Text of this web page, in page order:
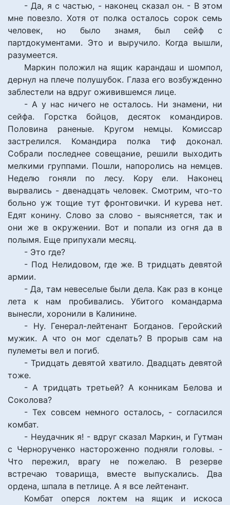
- Да, я с частью, - наконец сказал он. - В этом
мне повезло. Хотя от полка осталось сорок семь
человек, но было знамя, был сейф с
партдокументами. Это и выручило. Когда вышли,
разумеется.
Маркин положил на ящик карандаш и шомпол,
дернул на плече полушубок. Глаза его возбужденно
заблестели на вдруг оживившемся лице.
- А у нас ничего не осталось. Ни знамени, ни
сейфа. Горстка бойцов, десяток командиров.
Половина раненые. Кругом немцы. Комиссар
застрелился. Командира полка тиф доконал.
Собрали последнее совещание, решили выходить
мелкими группами. Пошли, напоролись на немцев.
Неделю гоняли по лесу. Кору ели. Наконец
вырвались - двенадцать человек. Смотрим, что-то
больно уж тощие тут фронтовички. И курева нет.
Едят конину. Слово за слово - выясняется, так и
они же в окружении. Вот и попали из огня да в
полымя. Еще припухали месяц.
- Это где?
- Под Нелидовом, где же. В тридцать девятой
армии.
- Да, там невеселые были дела. Как раз в конце
лета к нам пробивались. Убитого командарма
вынесли, хоронили в Калинине.
- Ну. Генерал-лейтенант Богданов. Геройский
мужик. А что он мог сделать? В прорыв сам на
пулеметы вел и погиб.
- Тридцать девятой хватило. Двадцать девятой
тоже.
- А тридцать третьей? А конникам Белова и
Соколова?
- Тех совсем немного осталось, - согласился
комбат.
- Неудачник я! - вдруг сказал Маркин, и Гутман
с Чернорученко настороженно подняли головы. -
Что пережил, врагу не пожелаю. В резерве
встречаю товарища, вместе выпускались. Два
ордена, шпала в петлице. А я все лейтенант.
Комбат оперся локтем на ящик и искоса